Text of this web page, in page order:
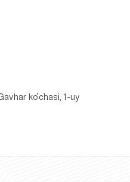
ko’chasi, 1-uy